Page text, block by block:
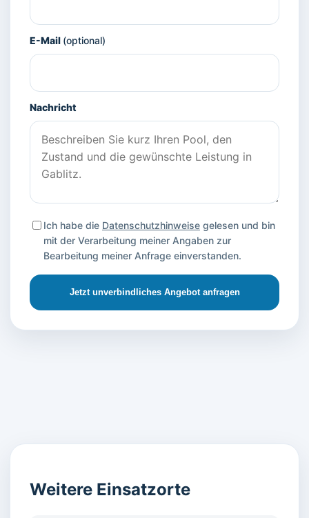
E-Mail (optional)
Nachricht
Ich habe die Datenschutzhinweise gelesen und bin
mit der Verarbeitung meiner Angaben zur
Bearbeitung meiner Anfrage einverstanden.
Jetzt unverbindliches Angebot anfragen
Weitere Einsatzorte